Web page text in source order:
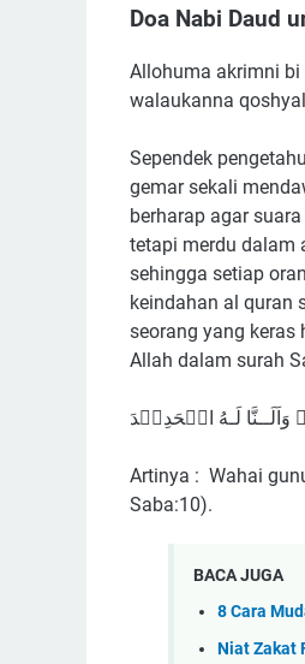
Doa Nabi Daud
Allohuma akrimni
walaukanna
Sependek
gemar sekali
berharap agar
tetapi merdu dalam
sehingga setiap
keindahan al quran
seorang yang keras
Allah dalam surah
لَـهُ الۡحَدِيۡدَ
Artinya : Wahai
Saba:10).
BACA JUGA
8 Cara
Niat Zakat